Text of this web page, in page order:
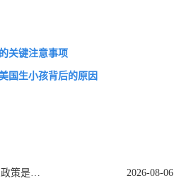
关键注意事项
国生小孩背后的原因
2026年到美国生宝宝政策是否发生变动
2026-08-06